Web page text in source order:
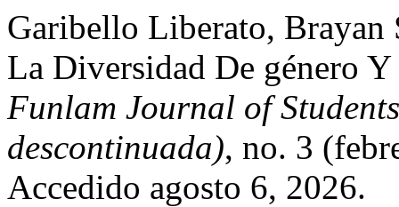
Garibello Liberato, Brayan
La Diversidad De género
Funlam Journal of
descontinuada), no. 3
Accedido agosto 6, 2026.